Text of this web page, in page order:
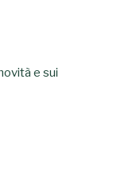
e sui